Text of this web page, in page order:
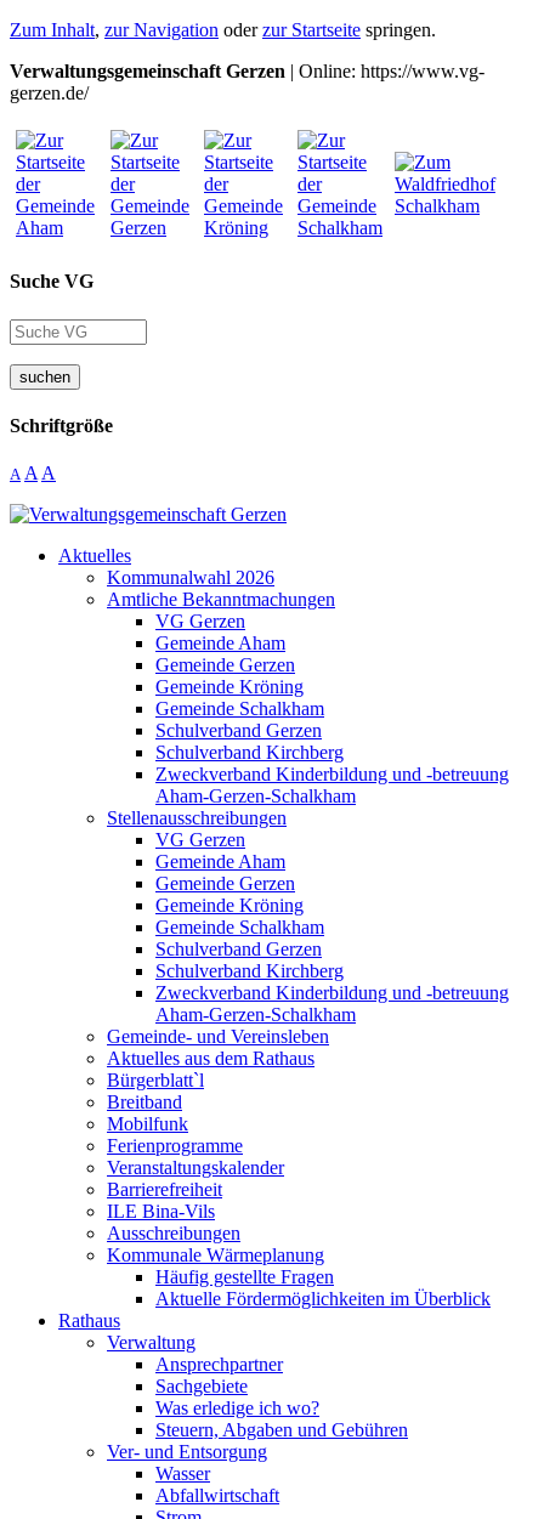
Zum Inhalt, zur Navigation oderzur Startseite springen.
Verwaltungsgemeinschaft Gerzen | Online: https://www.vg-
gerzen.de/
Suche VG
suchen
Schriftgröße
A A A
Aktuelles
Kommunalwahl 2026
Amtliche Bekanntmachungen
VG Gerzen
Gemeinde Aham
Gemeinde Gerzen
Gemeinde Kröning
Gemeinde Schalkham
Schulverband Gerzen
Schulverband Kirchberg
Zweckverband Kinderbildung und -betreuung
Aham-Gerzen-Schalkham
Stellenausschreibungen
VG Gerzen
Gemeinde Aham
Gemeinde Gerzen
Gemeinde Kröning
Gemeinde Schalkham
Schulverband Gerzen
Schulverband Kirchberg
Zweckverband Kinderbildung und -betreuung
Aham-Gerzen-Schalkham
Gemeinde- und Vereinsleben
Aktuelles aus dem Rathaus
Bürgerblatt`l
Breitband
Mobilfunk
Ferienprogramme
Veranstaltungskalender
Barrierefreiheit
ILE Bina-Vils
Ausschreibungen
Kommunale Wärmeplanung
Häufig gestellte Fragen
Aktuelle Fördermöglichkeiten im Überblick
Rathaus
Verwaltung
Ansprechpartner
Sachgebiete
Was erledige ich wo?
Steuern, Abgaben und Gebühren
Ver- und Entsorgung
Wasser
Abfallwirtschaft